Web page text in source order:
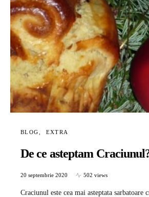
BLOG EXTRA
De ce asteptam
20 septembrie 2020 502 views
Craciunul este cea mai asteptata sarbatoare